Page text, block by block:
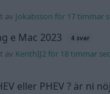
av Jokabsson för 17 timmar
e Mac 2023 4 svar
av KenthIJ2 för 18 timmar
eller PHEV ? är ni